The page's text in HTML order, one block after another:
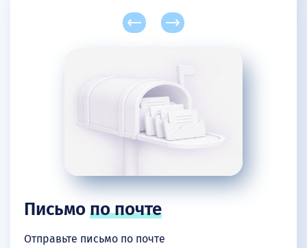
Письмопо почте
Отправьте письмо по почте